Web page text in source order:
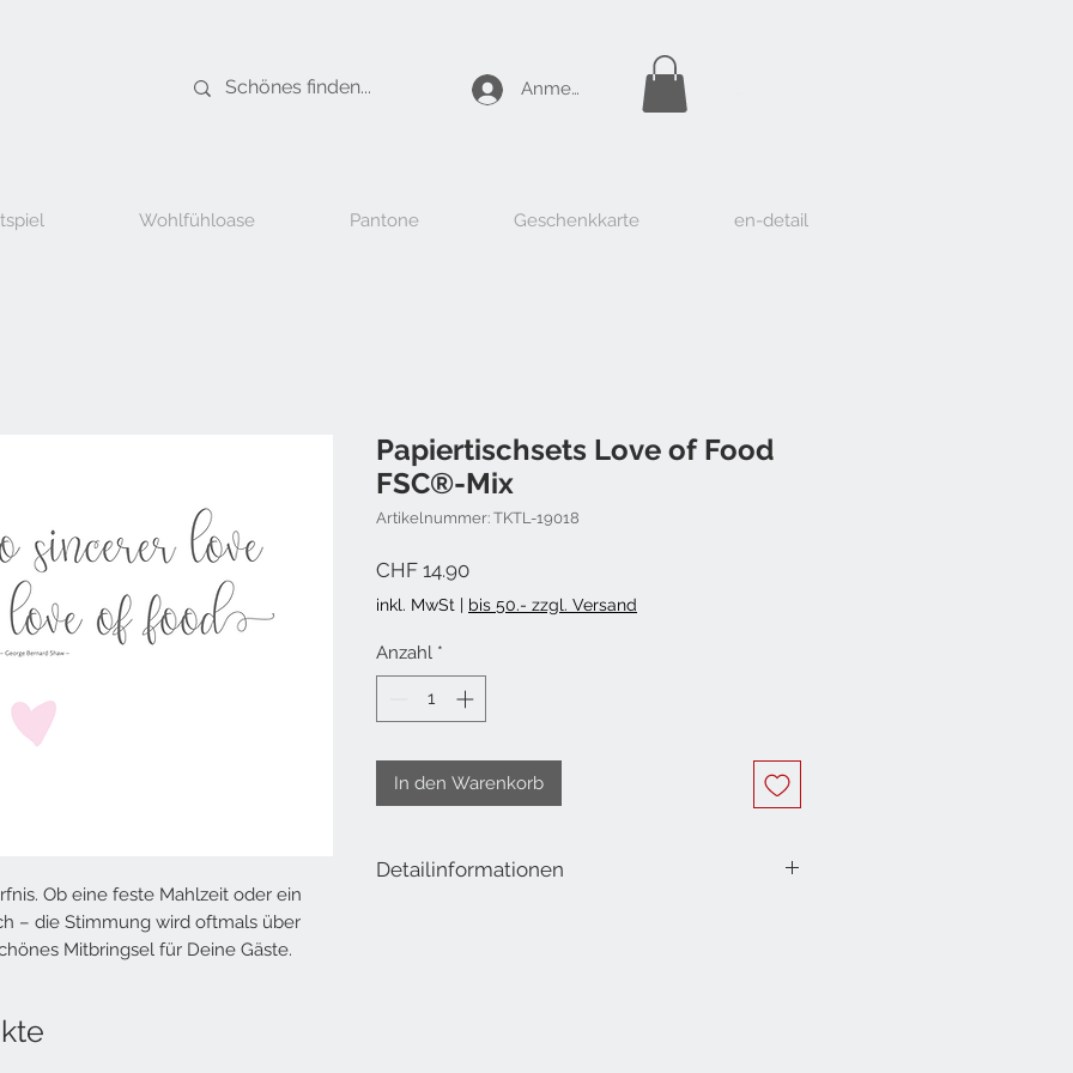
Anmelden
Wohlfühloase Pantone Geschenkkarte en-detail
Ob eine feste Mahlzeit oder ein
– die Stimmung wird oftmals über
Mitbringsel für Deine Gäste.
Papiertischsets Love of Food
FSC®-Mix
Artikelnummer: TKTL-19018
CHF 14.90Preis
inkl. MwSt | bis 50.- zzgl. Versand
Anzahl *
In den Warenkorb
Detailinformationen